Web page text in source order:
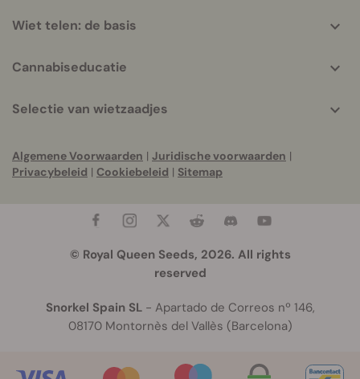
Wiet telen: de basis
Cannabiseducatie
Selectie van wietzaadjes
Algemene Voorwaarden | Juridische voorwaarden |
Privacybeleid | Cookiebeleid | Sitemap
© Royal Queen Seeds, 2026. All rights
reserved
Snorkel Spain SL- Apartado de Correos nº 146,
08170 Montornès del Vallès (Barcelona)